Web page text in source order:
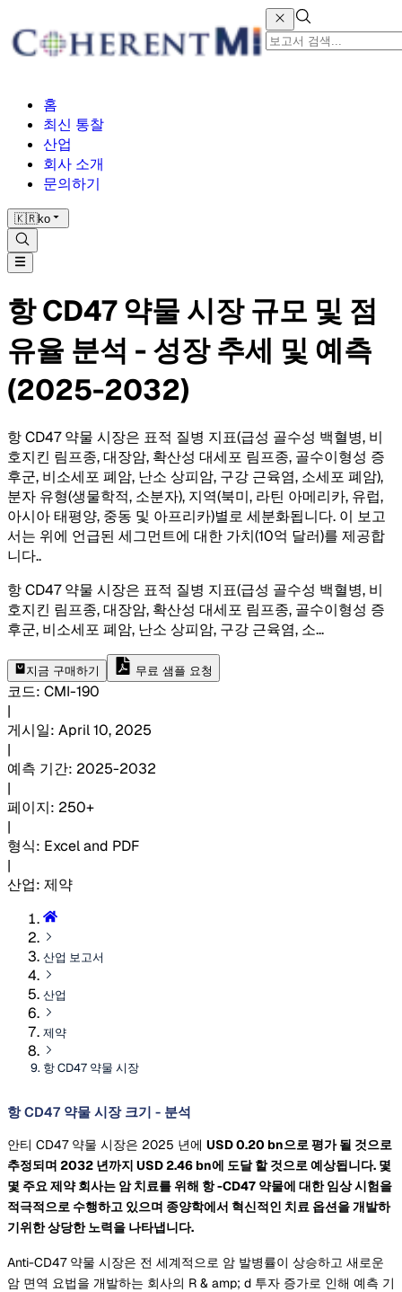
홈
최신 통찰
산업
회사 소개
문의하기
🇰🇷ko
항 CD47 약물 시장 규모 및 점
유율 분석 - 성장 추세 및 예측
(2025-2032)
항 CD47 약물 시장은 표적 질병 지표(급성 골수성 백혈병, 비
호지킨 림프종, 대장암, 확산성 대세포 림프종, 골수이형성 증
후군, 비소세포 폐암, 난소 상피암, 구강 근육염, 소세포 폐암),
분자 유형(생물학적, 소분자), 지역(북미, 라틴 아메리카, 유럽,
아시아 태평양, 중동 및 아프리카)별로 세분화됩니다. 이 보고
서는 위에 언급된 세그먼트에 대한 가치(10억 달러)를 제공합
니다..
항 CD47 약물 시장은 표적 질병 지표(급성 골수성 백혈병, 비
호지킨 림프종, 대장암, 확산성 대세포 림프종, 골수이형성 증
후군, 비소세포 폐암, 난소 상피암, 구강 근육염, 소...
지금 구매하기 무료 샘플 요청
코드: CMI-190
|
게시일: April 10, 2025
|
예측 기간: 2025-2032
|
페이지: 250+
|
형식: Excel and PDF
|
산업: 제약
산업 보고서
산업
제약
항 CD47 약물 시장
항 CD47 약물 시장 크기 - 분석
안티 CD47 약물 시장은 2025 년에 USD 0.20 bn으로 평가 될 것으로
추정되며 2032 년까지 USD 2.46 bn에 도달 할 것으로 예상됩니다. 몇
몇 주요 제약 회사는 암 치료를 위해 항 -CD47 약물에 대한 임상 시험을
적극적으로 수행하고 있으며 종양학에서 혁신적인 치료 옵션을 개발하
기위한 상당한 노력을 나타냅니다.
Anti-CD47 약물 시장은 전 세계적으로 암 발병률이 상승하고 새로운
암 면역 요법을 개발하는 회사의 R & amp; d 투자 증가로 인해 예측 기